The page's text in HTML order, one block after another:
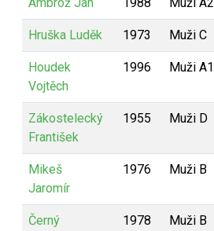
Hruška Luděk 1973 Muži C
Houdek
Vojtěch
1996 Muži A1
Zákostelecký
František
1955 Muži D
Mikeš
Jaromír
1976 Muži B
Černý
1978 Muži B